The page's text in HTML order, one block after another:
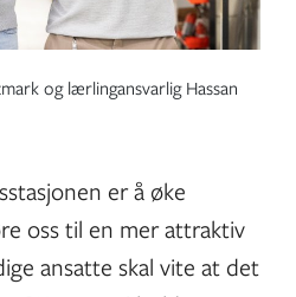
og lærlingansvarlig Hassan
er å øke
oss til en mer attraktiv
ansatte skal vite at det